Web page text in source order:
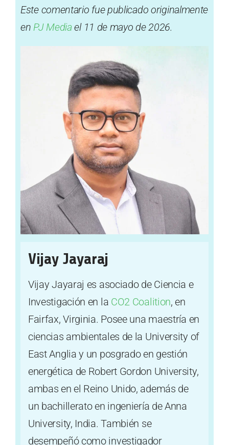
Este comentario fue publicado originalmente
en PJ Media el 11 de mayo de 2026.
Vijay Jayaraj
Vijay Jayaraj es asociado de Ciencia e
Investigación en la CO2 Coalition, en
Fairfax, Virginia. Posee una maestría en
ciencias ambientales de la University of
East Anglia y un posgrado en gestión
energética de Robert Gordon University,
ambas en el Reino Unido, además de
un bachillerato en ingeniería de Anna
University, India. También se
desempeñó como investigador